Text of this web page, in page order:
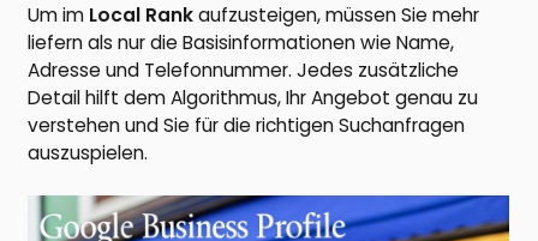
Um im Local Rankaufzusteigen, müssen Sie mehr
liefern als nur die Basisinformationen wie Name,
Adresse und Telefonnummer. Jedes zusätzliche
Detail hilft dem Algorithmus, Ihr Angebot genau zu
verstehen und Sie für die richtigen Suchanfragen
auszuspielen.